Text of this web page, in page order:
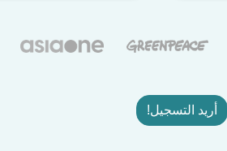
أريد التسجيل!